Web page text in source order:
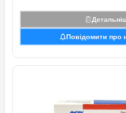
Повідомити про